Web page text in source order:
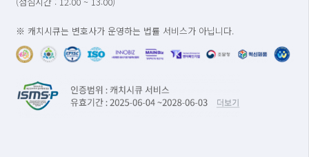
※ 캐치시큐는 변호사가 운영하는 법률 서비스가 아닙니다.